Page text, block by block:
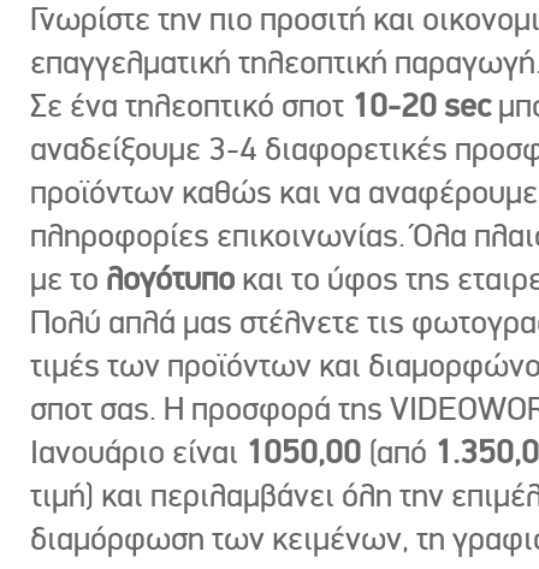
Γνωρίστε την πιο προσιτή και
επαγγελματική τηλεοπτική
Σε ένα τηλεοπτικό σποτ 10-20 sec
αναδείξουμε 3-4 διαφορετικές
προϊόντων καθώς και να
πληροφορίες επικοινωνίας. Όλα
με το λογότυπο και το ύφος της
Πολύ απλά μας στέλνετε τις
τιμές των προϊόντων και
σποτ σας. Η προσφορά της
Ιανουάριο είναι 1050,00 (από
τιμή) και περιλαμβάνει όλη την
διαμόρφωση των κειμένων, τη